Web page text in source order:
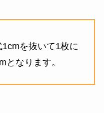
を抜いて1枚に
となります。